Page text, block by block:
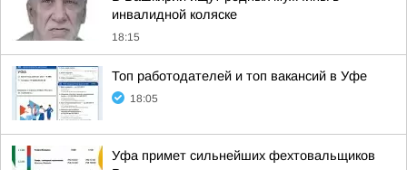
инвалидной коляске
18:15
Топ работодателей и топ вакансий в Уфе
18:05
Уфа примет сильнейших фехтовальщиков